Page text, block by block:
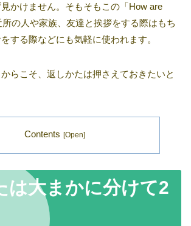
かけません。そもそもこの「How are
の人や家族、友達と挨拶をする際はもち
する際などにも気軽に使われます。
らこそ、返しかたは押さえておきたいと
Contents
は大まかに分けて2